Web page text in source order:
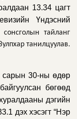
13.34 цагт
Үндэсний
тайланг
танилцуулав.
сарын 30-ны өдөр
бөгөөд
дэгийн
дэх хэсэгт “Нэр